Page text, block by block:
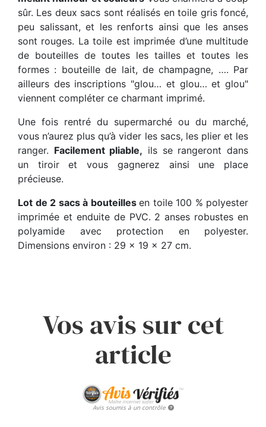
sûr. Les deux sacs sont réalisés en toile gris foncé,
peu salissant, et les renforts ainsi que les anses
sont rouges. La toile est imprimée d’une multitude
de bouteilles de toutes les tailles et toutes les
formes : bouteille de lait, de champagne, …. Par
ailleurs des inscriptions "glou… et glou… et glou"
viennent compléter ce charmant imprimé.
Une fois rentré du supermarché ou du marché,
vous n’aurez plus qu’à vider les sacs, les plier et les
ranger. Facilement pliable, ils se rangeront dans
un tiroir et vous gagnerez ainsi une place
précieuse.
Lot de 2 sacs à bouteilles en toile 100 % polyester
imprimée et enduite de PVC. 2 anses robustes en
polyamide avec protection en polyester.
Dimensions environ : 29 x 19 x 27 cm.
Vos avis sur cet
article
Avis soumis à un contrôle